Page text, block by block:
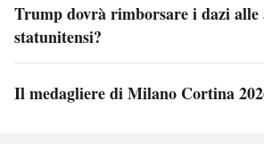
Trump dovrà rimborsare i dazi alle
statunitensi?
Il medagliere di Milano Cortina